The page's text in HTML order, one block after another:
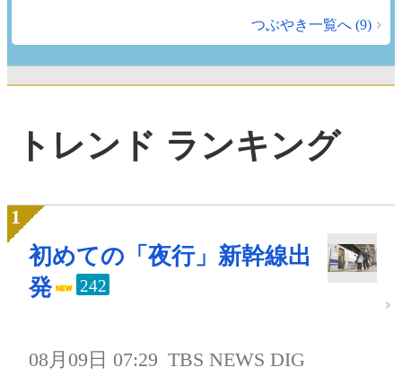
つぶやき一覧へ (9)
トレンド ランキング
初めての「夜行」新幹線出
発
242
08月09日 07:29 TBS NEWS DIG